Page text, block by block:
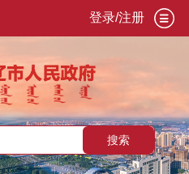
登录/注册
搜索